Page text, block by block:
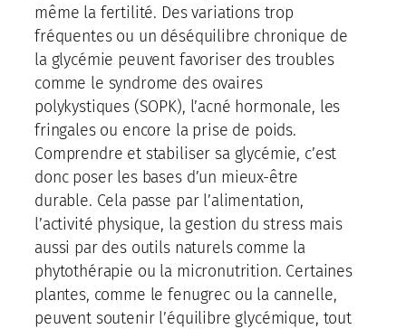
même la fertilité. Des variations trop
fréquentes ou un déséquilibre chronique de
la glycémie peuvent favoriser des troubles
comme le syndrome des ovaires
polykystiques (SOPK), l’acné hormonale, les
fringales ou encore la prise de poids.
Comprendre et stabiliser sa glycémie, c’est
donc poser les bases d’un mieux-être
durable. Cela passe par l’alimentation,
l’activité physique, la gestion du stress mais
aussi par des outils naturels comme la
phytothérapie ou la micronutrition. Certaines
plantes, comme le fenugrec ou la cannelle,
peuvent soutenir l’équilibre glycémique, tout